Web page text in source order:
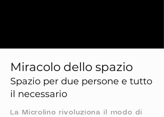
Miracolo dello spazio
Spazio per due persone e tutto
il necessario
La Microlino rivoluziona il modo di